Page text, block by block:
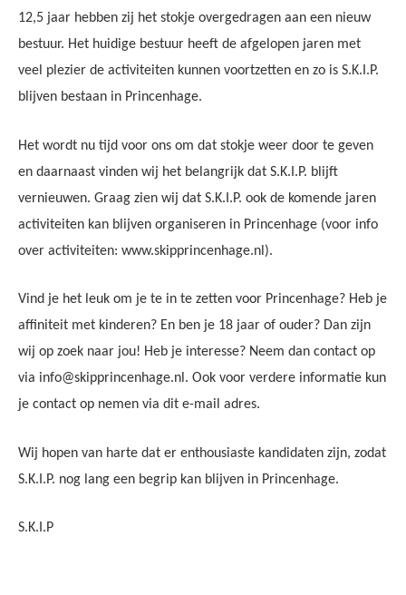
12,5 jaar hebben zij het stokje overgedragen aan een nieuw
bestuur. Het huidige bestuur heeft de afgelopen jaren met
veel plezier de activiteiten kunnen voortzetten en zo is S.K.I.P.
blijven bestaan in Princenhage.
Het wordt nu tijd voor ons om dat stokje weer door te geven
en daarnaast vinden wij het belangrijk dat S.K.I.P. blijft
vernieuwen. Graag zien wij dat S.K.I.P. ook de komende jaren
activiteiten kan blijven organiseren in Princenhage (voor info
over activiteiten: www.skipprincenhage.nl).
Vind je het leuk om je te in te zetten voor Princenhage? Heb je
affiniteit met kinderen? En ben je 18 jaar of ouder? Dan zijn
wij op zoek naar jou! Heb je interesse? Neem dan contact op
via info@skipprincenhage.nl. Ook voor verdere informatie kun
je contact op nemen via dit e-mail adres.
Wij hopen van harte dat er enthousiaste kandidaten zijn, zodat
S.K.I.P. nog lang een begrip kan blijven in Princenhage.
S.K.I.P